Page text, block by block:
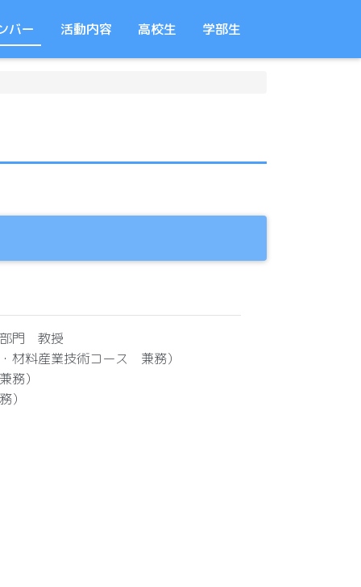
バー 活動内容 高校生 学部生
門 教授
材料産業技術コース 兼務）
務）
）